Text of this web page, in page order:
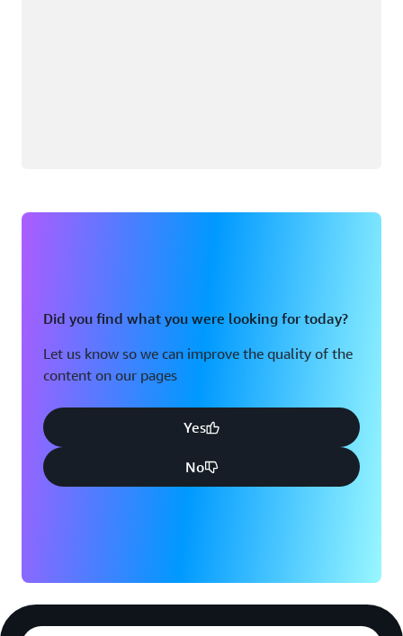
Did you find what you were looking for today?
Let us know so we can improve the quality of the
content on our pages
Yes
No